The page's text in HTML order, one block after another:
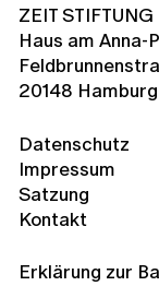
ZEIT
Haus am
20148 Hamburg
Datenschutz
Impressum
Satzung
Kontakt
Erklärung zur